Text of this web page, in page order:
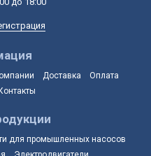
Доставка
Оплата
для промышленных насосов